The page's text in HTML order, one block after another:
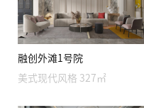
融创外滩1号院
美式现代风格 327㎡